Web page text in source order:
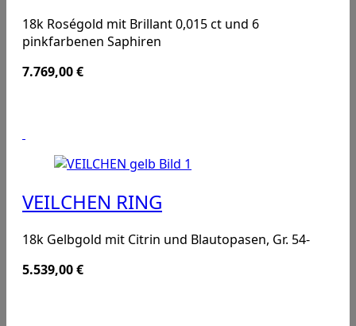
18k Roségold mit Brillant 0,015 ct und 6
pinkfarbenen Saphiren
7.769,00€
VEILCHEN RING
18k Gelbgold mit Citrin und Blautopasen, Gr. 54-
5.539,00€